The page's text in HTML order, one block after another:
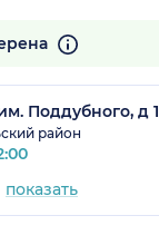
Поддубного, д 1
район
показать